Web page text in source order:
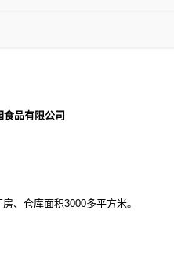
品有限公司
、仓库面积3000多平方米。